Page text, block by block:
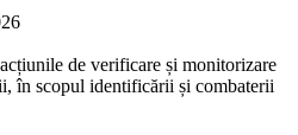
de verificare și monitorizare
în scopul identificării și combaterii